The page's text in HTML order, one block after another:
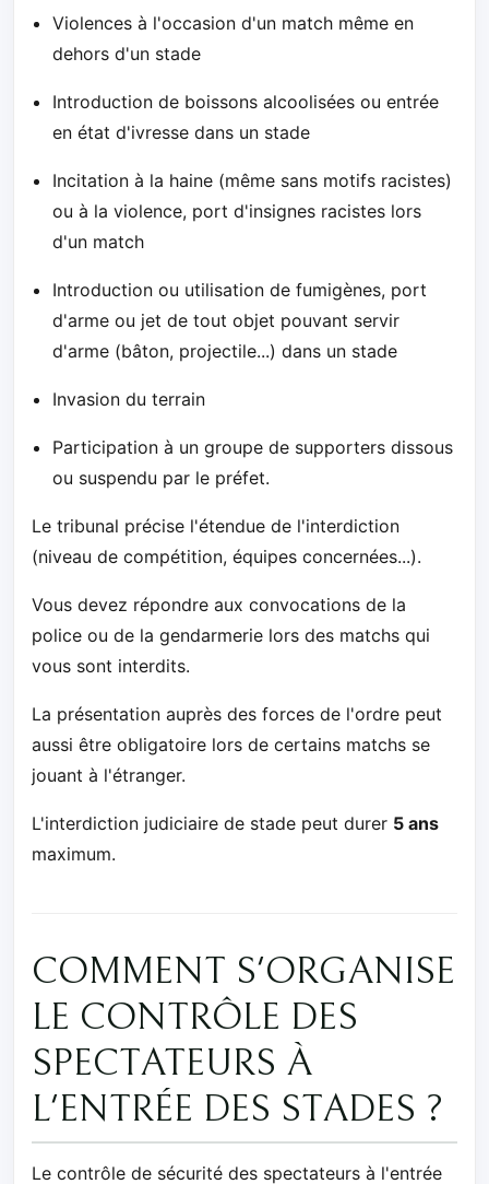
Violences à l'occasion d'un match même en
dehors d'un stade
Introduction de boissons alcoolisées ou entrée
en état d'ivresse dans un stade
Incitation à la haine (même sans motifs racistes)
ou à la violence, port d'insignes racistes lors
d'un match
Introduction ou utilisation de fumigènes, port
d'arme ou jet de tout objet pouvant servir
d'arme (bâton, projectile...) dans un stade
Invasion du terrain
Participation à un groupe de supporters dissous
ou suspendu par le préfet.
Le tribunal précise l'étendue de l'interdiction
(niveau de compétition, équipes concernées...).
Vous devez répondre aux convocations de la
police ou de la gendarmerie lors des matchs qui
vous sont interdits.
La présentation auprès des forces de l'ordre peut
aussi être obligatoire lors de certains matchs se
jouant à l'étranger.
L'interdiction judiciaire de stade peut durer 5 ans
maximum.
COMMENT S'ORGANISE
LE CONTRÔLE DES
SPECTATEURS À
L'ENTRÉE DES STADES ?
Le contrôle de sécurité des spectateurs à l'entrée